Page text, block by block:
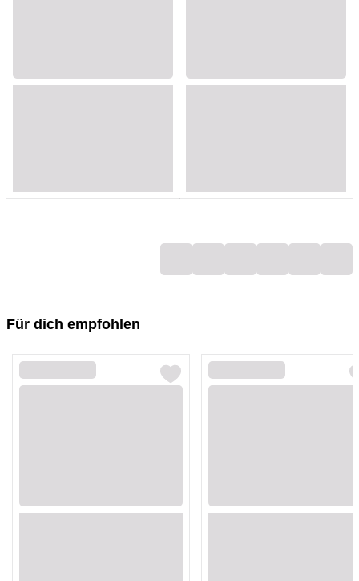
Loading...Loading...Loading...Loading...Loading...Loading...
Für dich empfohlen
Loading...
Loading...
Loading...
Loading...